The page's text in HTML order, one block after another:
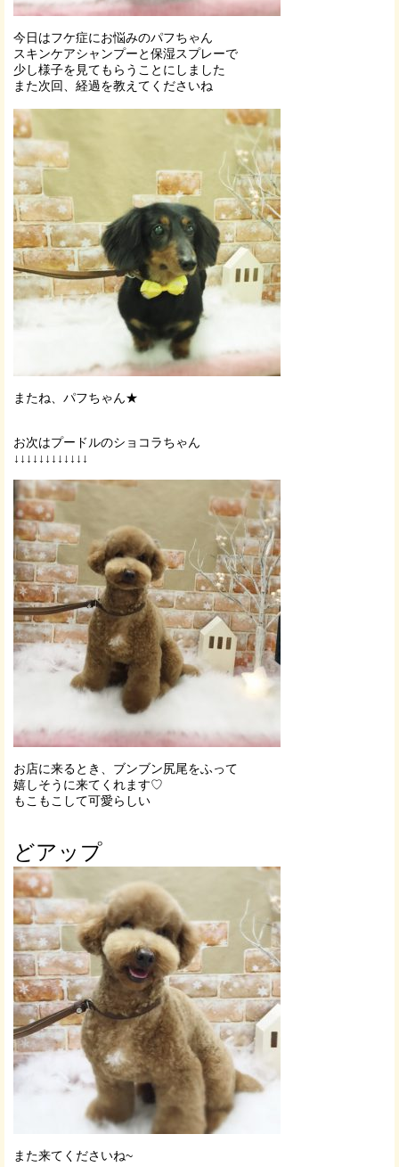
今日はフケ症にお悩みのパフちゃん
スキンケアシャンプーと保湿スプレーで
少し様子を見てもらうことにしました
また次回、経過を教えてくださいね
またね、パフちゃん★
お次はプードルのショコラちゃん
↓↓↓↓↓↓↓↓↓↓↓↓
お店に来るとき、ブンブン尻尾をふって
嬉しそうに来てくれます♡
もこもこして可愛らしい
どアップ
また来てくださいね~